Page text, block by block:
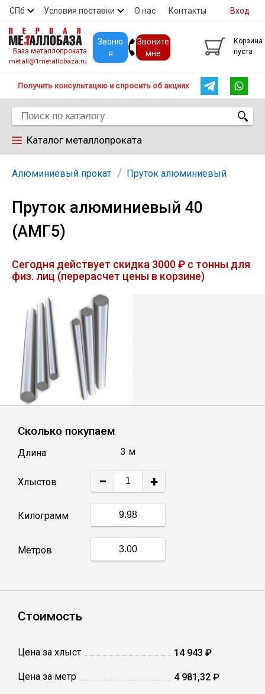
СПб Условия поставки О нас Контакты
Скидки Прайс Покупателям
Вход
База металлопроката
metall@1metallobaza.ru
Звоню
я
Звоните
мне
Корзина
пуста
Получить консультацию и спросить об акциях
Каталог металлопроката
Арматура
Труба профильная
Труба
Лист
Уголок
Балка
Швеллер
Катанка
Профлист
Винтовые сваи
Сетка кладочная
Алюминиевый прокат Пруток алюминиевый
Пруток алюминиевый 40
(АМГ5)
Сегодня действует скидка 3000 ₽ с тонны для
физ. лиц (перерасчет цены в корзине)
Сколько покупаем
Длина 3 м
Хлыстов − +
Килограмм
Метров
Стоимость
Цена за хлыст 14 943 ₽
Цена за метр 4 981,32 ₽